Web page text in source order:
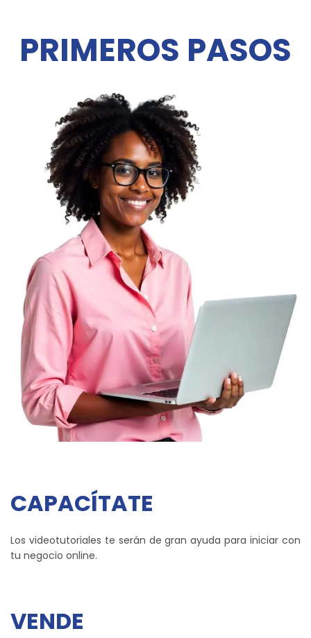
PRIMEROS PASOS
CAPACÍTATE
Los videotutoriales te serán de gran ayuda para iniciar con
tu negocio online.
VENDE